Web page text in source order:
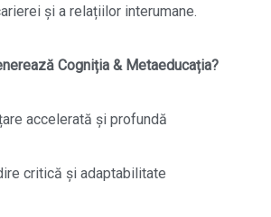
și a relațiilor interumane.
Cogniția & Metaeducația?
accelerată și profundă
critică și adaptabilitate